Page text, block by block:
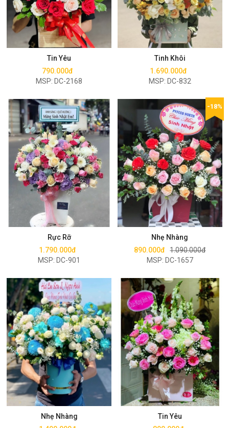
Tin Yêu
790.000đ
MSP: DC-2168
Mua ngay
Tinh Khôi
1.690.000đ
MSP: DC-832
Mua ngay
Rực Rỡ
1.790.000đ
MSP: DC-901
Mua ngay
Nhẹ Nhàng
890.000đ 1.090.000đ
MSP: DC-1657
-18%
Mua ngay
Nhẹ Nhàng
Mua ngay
Tin Yêu
Mua ngay